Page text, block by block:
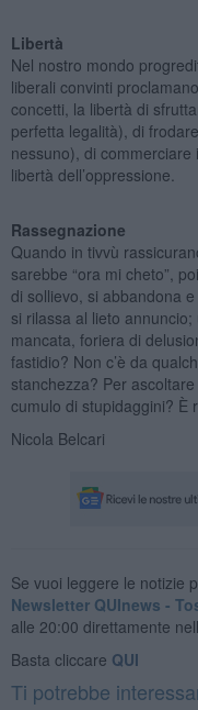
Libertà
Nel nostro mondo
liberali convinti
concetti, la libertà di
perfetta legalità), di
nessuno), di
libertà dell’oppressione.
Rassegnazione
Quando in tivvù
sarebbe “ora mi cheto”,
di sollievo, si abbandona
si rilassa al lieto
mancata, foriera di
fastidio? Non c’è da
stanchezza? Per
cumulo di stupidaggini? È
Nicola Belcari
Se vuoi leggere le notizie
Newsletter QUInews -
alle 20:00 direttamente
Basta cliccare QUI
Ti potrebbe